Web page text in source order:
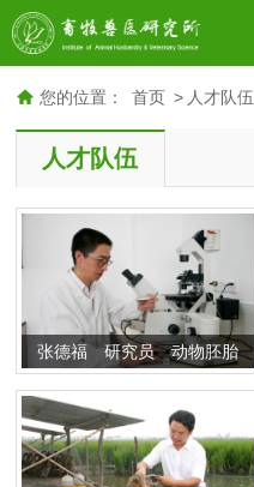
您的位置： 首页 > 人才队伍
人才队伍
张德福 研究员 动物胚胎